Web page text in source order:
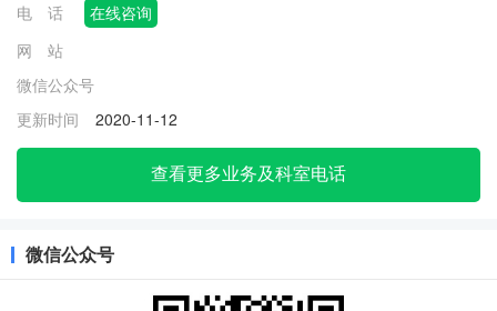
电 话
在线咨询
网 站
微信公众号
更新时间
2020-11-12
查看更多业务及科室电话
微信公众号